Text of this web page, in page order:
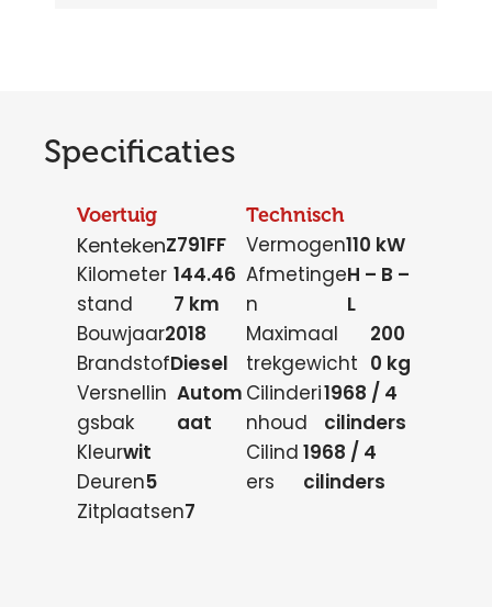
Specificaties
Voertuig
KentekenZ791FF
Kilometer
stand
144.46
7 km
Bouwjaar2018
BrandstofDiesel
Versnellin
gsbak
Autom
aat
Kleurwit
Deuren5
Zitplaatsen7
Technisch
Vermogen110 kW
Afmetinge
n
H – B –
L
Maximaal
trekgewicht
200
0 kg
Cilinderi
nhoud
1968 / 4
cilinders
Cilind
ers
1968 / 4
cilinders